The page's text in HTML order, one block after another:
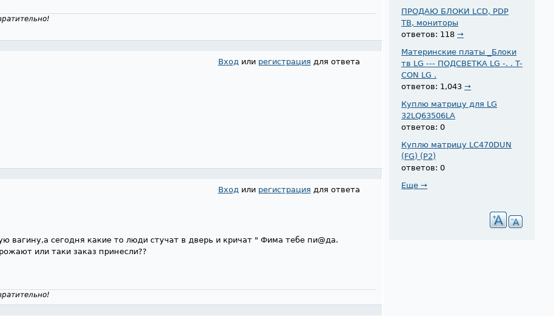
Входили регистрация для ответа
Входили регистрация для ответа
вагину,а сегодня какие то люди стучат в дверь и кричат " Фима тебе пи@да.
или таки заказ принесли??
ПРОДАЮ БЛОКИ LCD, PDP
ТВ, мониторы
ответов: 118→
Материнские платы _Блоки
тв LG --- ПОДСВЕТКА LG -. . T-
CON LG .
ответов: 1,043→
Куплю матрицу для LG
32LQ63506LA
ответов: 0
Куплю матрицу LC470DUN
(FG) (P2)
ответов: 0
Еще →